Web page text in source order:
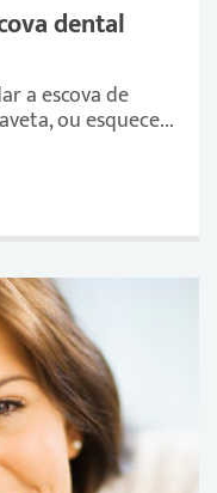
dental
a escova de
ou esquece...